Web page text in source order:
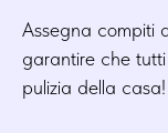
Assegna compiti
garantire che
pulizia della casa!